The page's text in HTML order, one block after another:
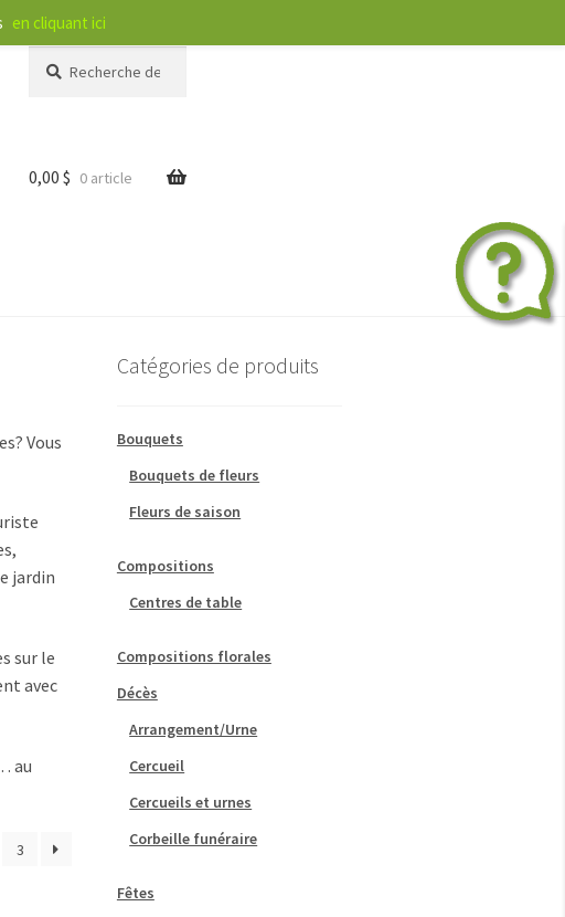
pour :
r0,00$ 0 article
Vous
jardin
sur le
avec
au
3
Catégories de produits
Bouquets
Bouquets de fleurs
Fleurs de saison
Compositions
Centres de table
Compositions florales
Décès
Arrangement/Urne
Cercueil
Cercueils et urnes
Corbeille funéraire
Fêtes
en cliquant ici